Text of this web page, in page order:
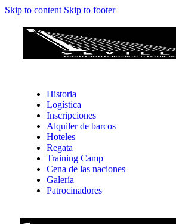
Skip to content Skip to footer
Historia
Logística
Inscripciones
Alquiler de barcos
Hoteles
Regata
Training Camp
Cena de las naciones
Galería
Patrocinadores